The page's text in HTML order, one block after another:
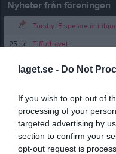
laget.se - Do Not
If you wish to opt-out of
processing of your
targeted advertising by
section to confirm your
opt-out request is
Nyheter från föreningen
Torsby IF spelare är
25 jul
Tiffuttravet
11 jun
Matcher 10/6 till 14/6
Senast uppladdade video